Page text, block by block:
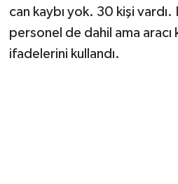
can kaybı yok. 30 kişi
personel de dahil ama aracı
ifadelerini kullandı.